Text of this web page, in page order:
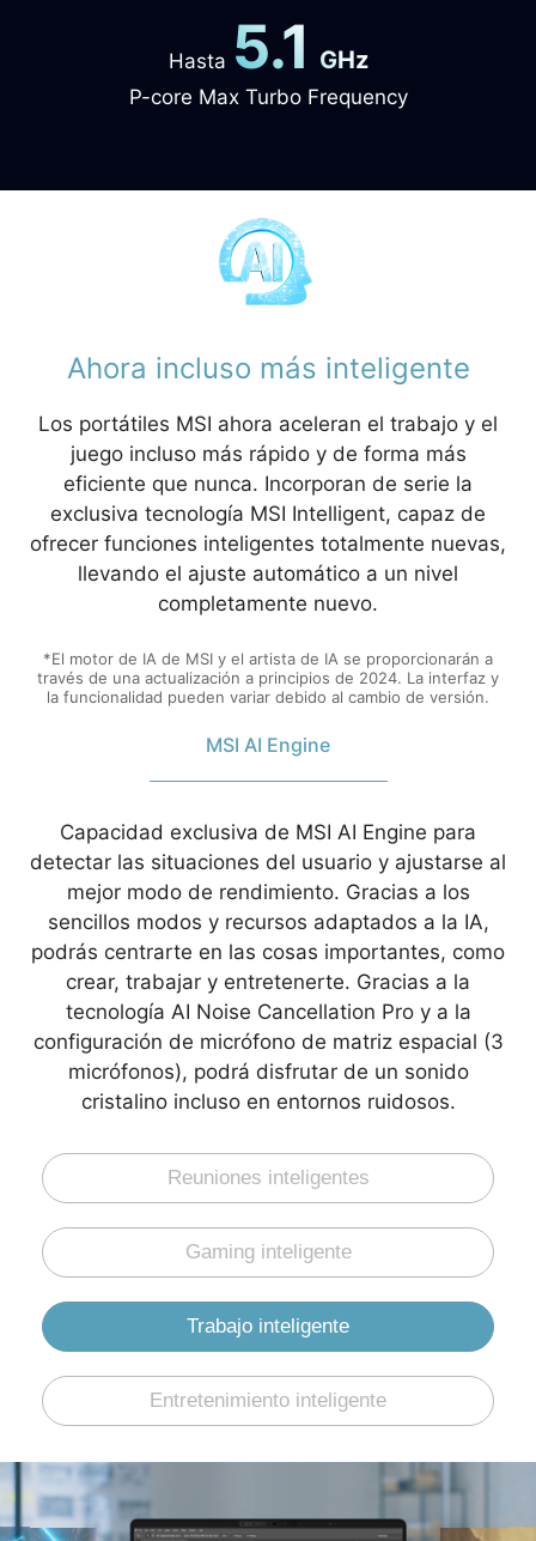
Hasta 5.1 GHz
P-core Max Turbo Frequency
Ahora incluso más inteligente
Los portátiles MSI ahora aceleran el trabajo y el
juego incluso más rápido y de forma más
eficiente que nunca. Incorporan de serie la
exclusiva tecnología MSI Intelligent, capaz de
ofrecer funciones inteligentes totalmente nuevas,
llevando el ajuste automático a un nivel
completamente nuevo.
*El motor de IA de MSI y el artista de IA se proporcionarán a
través de una actualización a principios de 2024. La interfaz y
la funcionalidad pueden variar debido al cambio de versión.
MSI AI Engine
Capacidad exclusiva de MSI AI Engine para
detectar las situaciones del usuario y ajustarse al
mejor modo de rendimiento. Gracias a los
sencillos modos y recursos adaptados a la IA,
podrás centrarte en las cosas importantes, como
crear, trabajar y entretenerte. Gracias a la
tecnología AI Noise Cancellation Pro y a la
configuración de micrófono de matriz espacial (3
micrófonos), podrá disfrutar de un sonido
cristalino incluso en entornos ruidosos.
Reuniones inteligentes
Gaming inteligente
Trabajo inteligente
Entretenimiento inteligente